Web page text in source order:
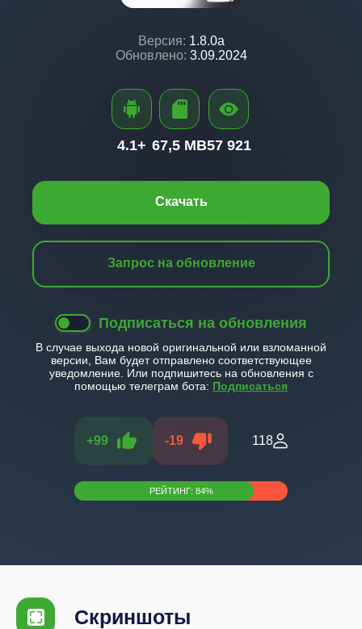
Версия: 1.8.0a
Обновлено: 3.09.2024
Скачать
Запрос на обновление
Подписаться на обновления
В случае выхода новой оригинальной или взломанной
версии, Вам будет отправлено соответствующее
уведомление. Или подпишитесь на обновления с
помощью телеграм бота: Подписаться
+99 -19 118
РЕЙТИНГ: 84%
4.1+ 67,5 MB57 921
Скриншоты